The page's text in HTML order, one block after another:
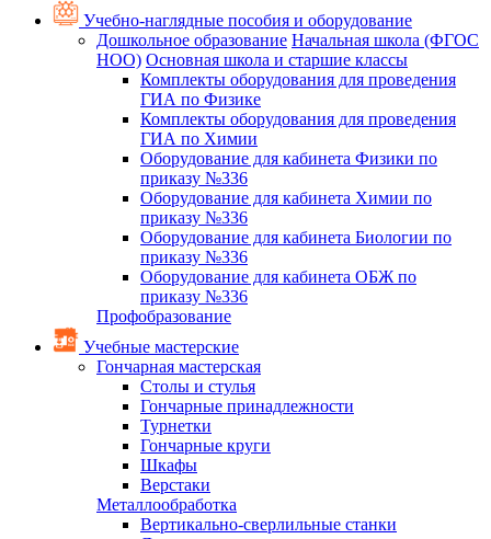
Учебно-наглядные пособия и оборудование
Дошкольное образование Начальная школа (ФГОС
НОО) Основная школа и старшие классы
Комплекты оборудования для проведения
ГИА по Физике
Комплекты оборудования для проведения
ГИА по Химии
Оборудование для кабинета Физики по
приказу №336
Оборудование для кабинета Химии по
приказу №336
Оборудование для кабинета Биологии по
приказу №336
Оборудование для кабинета ОБЖ по
приказу №336
Профобразование
Учебные мастерские
Гончарная мастерская
Столы и стулья
Гончарные принадлежности
Турнетки
Гончарные круги
Шкафы
Верстаки
Металлообработка
Вертикально-сверлильные станки